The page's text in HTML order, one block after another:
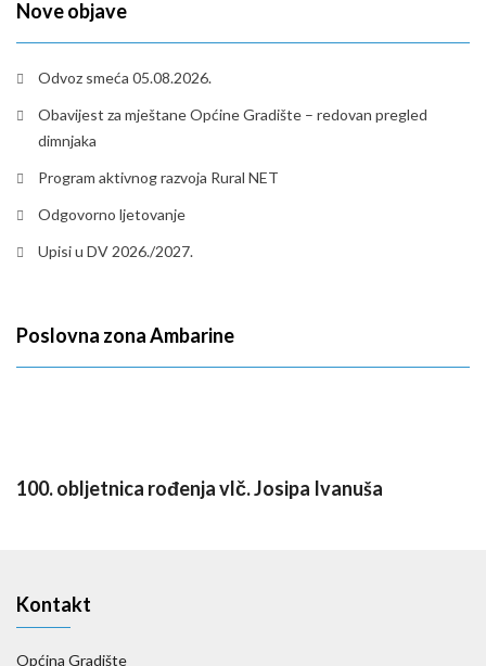
Nove objave
Odvoz smeća 05.08.2026.
Obavijest za mještane Općine Gradište – redovan pregled
dimnjaka
Program aktivnog razvoja Rural NET
Odgovorno ljetovanje
Upisi u DV 2026./2027.
Poslovna zona Ambarine
100. obljetnica rođenja vlč. Josipa Ivanuša
Kontakt
Općina Gradište